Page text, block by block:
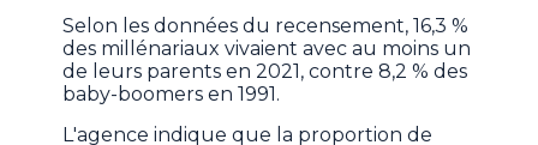
Selon les données du recensement, 16,3 %
des millénariaux vivaient avec au moins un
de leurs parents en 2021, contre 8,2 % des
baby-boomers en 1991.
L'agence indique que la proportion de